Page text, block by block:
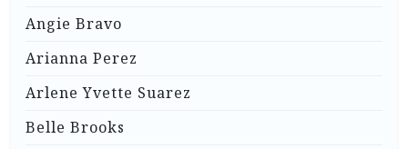
Angie Bravo
Arianna Perez
Arlene Yvette Suarez
Belle Brooks